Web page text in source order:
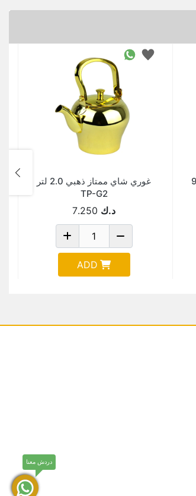
900
غوري شاي ممتاز ذهبي 2.0 لتر
TP-G2
د.ك 7.250
ADD
دردش معنا